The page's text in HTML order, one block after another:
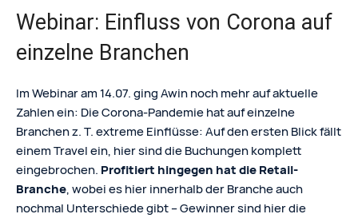
Webinar: Einfluss von Corona auf
einzelne Branchen
Im Webinar am 14.07. ging Awin noch mehr auf aktuelle
Zahlen ein: Die Corona-Pandemie hat auf einzelne
Branchen z. T. extreme Einflüsse: Auf den ersten Blick fällt
einem Travel ein, hier sind die Buchungen komplett
eingebrochen. Profitiert hingegen hat die Retail-
Branche, wobei es hier innerhalb der Branche auch
nochmal Unterschiede gibt – Gewinner sind hier die